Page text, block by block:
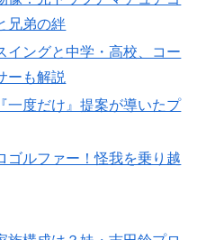
兄弟の絆
イングと中学・高校、コー
ーも解説
一度だけ』提案が導いたプ
ゴルファー！怪我を乗り越